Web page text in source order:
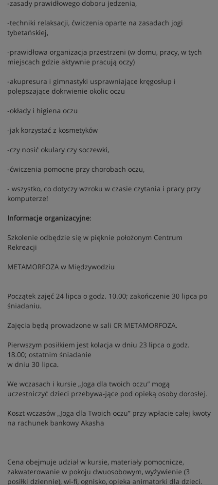
-zasady prawidłowego doboru jedzenia,
-techniki relaksacji, ćwiczenia oparte na zasadach jogi
tybetańskiej,
-prawidłowa organizacja przestrzeni (w domu, pracy, w tych
miejscach gdzie aktywnie pracują oczy)
-akupresura i gimnastyki usprawniające kręgosłup i
polepszające dokrwienie okolic oczu
-okłady i higiena oczu
-jak korzystać z kosmetyków
-czy nosić okulary czy soczewki,
-ćwiczenia pomocne przy chorobach oczu,
- wszystko, co dotyczy wzroku w czasie czytania i pracy przy
komputerze!
Informacje organizacyjne:
Szkolenie odbędzie się w pięknie położonym Centrum
Rekreacji
METAMORFOZA w Międzywodziu
Początek zajęć 24 lipca o godz. 10.00; zakończenie 30 lipca po
śniadaniu.
Zajęcia będą prowadzone w sali CR METAMORFOZA.
Pierwszym posiłkiem jest kolacja w dniu 23 lipca o godz.
18.00; ostatnim śniadanie
w dniu 30 lipca.
We wczasach i kursie „Joga dla twoich oczu” mogą
uczestniczyć dzieci przebywa-jące pod opieką osoby dorosłej.
Koszt wczasów „Joga dla Twoich oczu” przy wpłacie całej kwoty
na rachunek bankowy Akasha
Cena obejmuje udział w kursie, materiały pomocnicze,
zakwaterowanie w pokoju dwuosobowym, wyżywienie (3
posiłki dziennie), wi-fi, ognisko, opieka animatorki dla dzieci.